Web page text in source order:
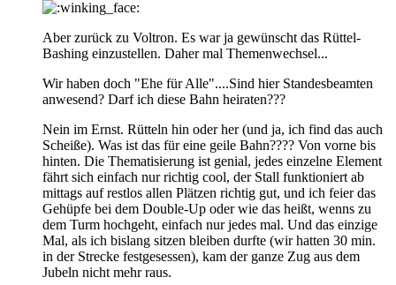
Aber zurück zu Voltron. Es war ja gewünscht das Rüttel-
Bashing einzustellen. Daher mal Themenwechsel...
Wir haben doch "Ehe für Alle"....Sind hier Standesbeamten
anwesend? Darf ich diese Bahn heiraten???
Nein im Ernst. Rütteln hin oder her (und ja, ich find das auch
Scheiße). Was ist das für eine geile Bahn???? Von vorne bis
hinten. Die Thematisierung ist genial, jedes einzelne Element
fährt sich einfach nur richtig cool, der Stall funktioniert ab
mittags auf restlos allen Plätzen richtig gut, und ich feier das
Gehüpfe bei dem Double-Up oder wie das heißt, wenns zu
dem Turm hochgeht, einfach nur jedes mal. Und das einzige
Mal, als ich bislang sitzen bleiben durfte (wir hatten 30 min.
in der Strecke festgesessen), kam der ganze Zug aus dem
Jubeln nicht mehr raus.